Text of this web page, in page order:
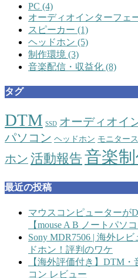
PC (4)
オーディオインターフェ
スピーカー (1)
ヘッドホン (5)
制作環境 (3)
音楽配信・収益化 (8)
タグ
DTM SSD オーディオイ
パソコン ヘッドホン モニター
ホン 活動報告 音楽
最近の投稿
マウスコンピューターが
【mouse A B ノートパソ
Sony MDR7506 | 海外レ
ドホン！評判のワケ
【海外評価付き】DTM
コン レビュー